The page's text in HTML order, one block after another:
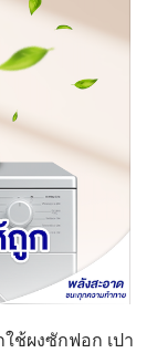
ใช้ผงซักฟอก เปา